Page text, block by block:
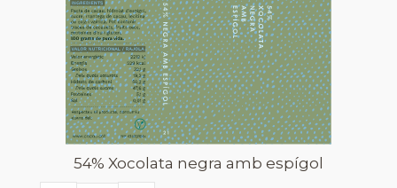
54% Xocolata negra amb espígol